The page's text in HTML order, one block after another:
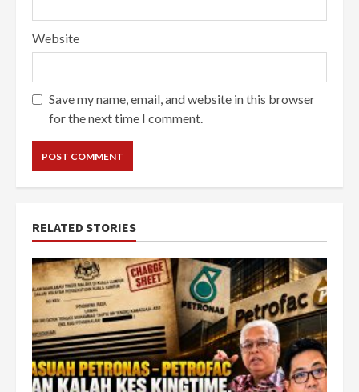
Website
Save my name, email, and website in this browser
for the next time I comment.
RELATED STORIES